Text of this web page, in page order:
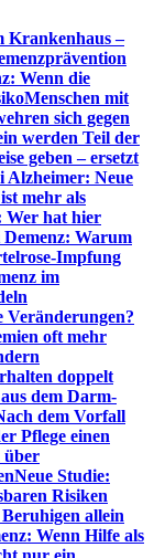
Krankenhaus –
Wenn die
Menschen mit
sich gegen
werden Teil der
geben – ersetzt
Alzheimer: Neue
mehr als
Wer hat hier
Warum
Impfung
im
Veränderungen?
oft mehr
doppelt
dem Darm-
dem Vorfall
Pflege einen
über
Neue Studie:
Risiken
allein
Wenn Hilfe als